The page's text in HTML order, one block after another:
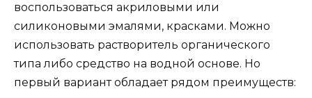
воспользоваться акриловыми или
силиконовыми эмалями, красками. Можно
использовать растворитель органического
типа либо средство на водной основе. Но
первый вариант обладает рядом преимуществ: